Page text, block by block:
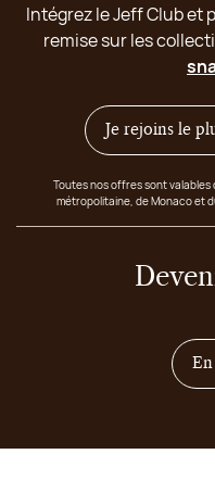
Intégrez le Jeff Club et
remise sur les
Je rejoins le
Toutes nos offres sont valables
métropolitaine, de Monaco et
En